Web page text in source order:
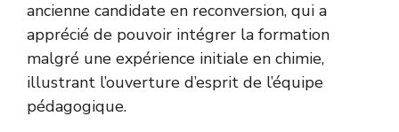
ancienne candidate en reconversion, qui a
apprécié de pouvoir intégrer la formation
malgré une expérience initiale en chimie,
illustrant l’ouverture d’esprit de l’équipe
pédagogique.